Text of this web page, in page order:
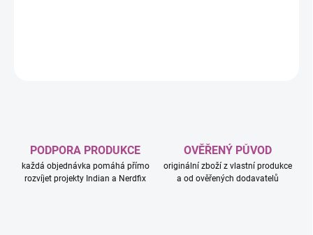
PODPORA PRODUKCE
každá objednávka pomáhá přímo
rozvíjet projekty Indian a Nerdfix
OVĚŘENÝ PŮVOD
originální zboží z vlastní produkce
a od ověřených dodavatelů